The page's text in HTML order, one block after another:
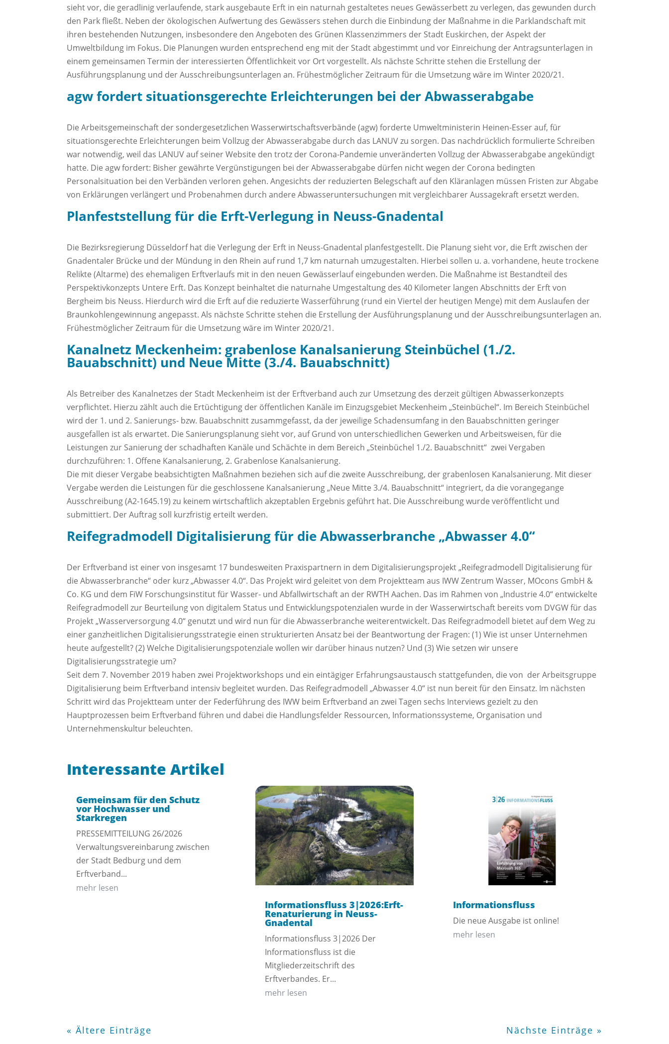
sieht vor, die geradlinig verlaufende, stark ausgebaute Erft in ein naturnah gestaltetes neues Gewässerbett zu verlegen, das gewunden durch
den Park fließt. Neben der ökologischen Aufwertung des Gewässers stehen durch die Einbindung der Maßnahme in die Parklandschaft mit
ihren bestehenden Nutzungen, insbesondere den Angeboten des Grünen Klassenzimmers der Stadt Euskirchen, der Aspekt der
Umweltbildung im Fokus. Die Planungen wurden entsprechend eng mit der Stadt abgestimmt und vor Einreichung der Antragsunterlagen in
einem gemeinsamen Termin der interessierten Öffentlichkeit vor Ort vorgestellt. Als nächste Schritte stehen die Erstellung der
Ausführungsplanung und der Ausschreibungsunterlagen an. Frühestmöglicher Zeitraum für die Umsetzung wäre im Winter 2020/21.
agw fordert situationsgerechte Erleichterungen bei der Abwasserabgabe
Die Arbeitsgemeinschaft der sondergesetzlichen Wasserwirtschaftsverbände (agw) forderte Umweltministerin Heinen-Esser auf, für
situationsgerechte Erleichterungen beim Vollzug der Abwasserabgabe durch das LANUV zu sorgen. Das nachdrücklich formulierte Schreiben
war notwendig, weil das LANUV auf seiner Website den trotz der Corona-Pandemie unveränderten Vollzug der Abwasserabgabe angekündigt
hatte. Die agw fordert: Bisher gewährte Vergünstigungen bei der Abwasserabgabe dürfen nicht wegen der Corona bedingten
Personalsituation bei den Verbänden verloren gehen. Angesichts der reduzierten Belegschaft auf den Kläranlagen müssen Fristen zur Abgabe
von Erklärungen verlängert und Probenahmen durch andere Abwasseruntersuchungen mit vergleichbarer Aussagekraft ersetzt werden.
Planfeststellung für die Erft-Verlegung in Neuss-Gnadental
Die Bezirksregierung Düsseldorf hat die Verlegung der Erft in Neuss-Gnadental planfestgestellt. Die Planung sieht vor, die Erft zwischen der
Gnadentaler Brücke und der Mündung in den Rhein auf rund 1,7 km naturnah umzugestalten. Hierbei sollen u. a. vorhandene, heute trockene
Relikte (Altarme) des ehemaligen Erftverlaufs mit in den neuen Gewässerlauf eingebunden werden. Die Maßnahme ist Bestandteil des
Perspektivkonzepts Untere Erft. Das Konzept beinhaltet die naturnahe Umgestaltung des 40 Kilometer langen Abschnitts der Erft von
Bergheim bis Neuss. Hierdurch wird die Erft auf die reduzierte Wasserführung (rund ein Viertel der heutigen Menge) mit dem Auslaufen der
Braunkohlengewinnung angepasst. Als nächste Schritte stehen die Erstellung der Ausführungsplanung und der Ausschreibungsunterlagen an.
Frühestmöglicher Zeitraum für die Umsetzung wäre im Winter 2020/21.
Kanalnetz Meckenheim: grabenlose Kanalsanierung Steinbüchel (1./2.
Bauabschnitt) und Neue Mitte (3./4. Bauabschnitt)
Als Betreiber des Kanalnetzes der Stadt Meckenheim ist der Erftverband auch zur Umsetzung des derzeit gültigen Abwasserkonzepts
verpflichtet. Hierzu zählt auch die Ertüchtigung der öffentlichen Kanäle im Einzugsgebiet Meckenheim „Steinbüchel“. Im Bereich Steinbüchel
wird der 1. und 2. Sanierungs- bzw. Bauabschnitt zusammgefasst, da der jeweilige Schadensumfang in den Bauabschnitten geringer
ausgefallen ist als erwartet. Die Sanierungsplanung sieht vor, auf Grund von unterschiedlichen Gewerken und Arbeitsweisen, für die
Leistungen zur Sanierung der schadhaften Kanäle und Schächte in dem Bereich „Steinbüchel 1./2. Bauabschnitt“ zwei Vergaben
durchzuführen: 1. Offene Kanalsanierung, 2. Grabenlose Kanalsanierung.
Die mit dieser Vergabe beabsichtigten Maßnahmen beziehen sich auf die zweite Ausschreibung, der grabenlosen Kanalsanierung. Mit dieser
Vergabe werden die Leistungen für die geschlossene Kanalsanierung „Neue Mitte 3./4. Bauabschnitt“ integriert, da die vorangegange
Ausschreibung (A2-1645.19) zu keinem wirtschaftlich akzeptablen Ergebnis geführt hat. Die Ausschreibung wurde veröffentlicht und
submittiert. Der Auftrag soll kurzfristig erteilt werden.
Reifegradmodell Digitalisierung für die Abwasserbranche „Abwasser 4.0“
Der Erftverband ist einer von insgesamt 17 bundesweiten Praxispartnern in dem Digitalisierungsprojekt „Reifegradmodell Digitalisierung für
die Abwasserbranche“ oder kurz „Abwasser 4.0“. Das Projekt wird geleitet von dem Projektteam aus IWW Zentrum Wasser, MOcons GmbH &
Co. KG und dem FiW Forschungsinstitut für Wasser- und Abfallwirtschaft an der RWTH Aachen. Das im Rahmen von „Industrie 4.0“ entwickelte
Reifegradmodell zur Beurteilung von digitalem Status und Entwicklungspotenzialen wurde in der Wasserwirtschaft bereits vom DVGW für das
Projekt „Wasserversorgung 4.0“ genutzt und wird nun für die Abwasserbranche weiterentwickelt. Das Reifegradmodell bietet auf dem Weg zu
einer ganzheitlichen Digitalisierungsstrategie einen strukturierten Ansatz bei der Beantwortung der Fragen: (1) Wie ist unser Unternehmen
heute aufgestellt? (2) Welche Digitalisierungspotenziale wollen wir darüber hinaus nutzen? Und (3) Wie setzen wir unsere
Digitalisierungsstrategie um?
Seit dem 7. November 2019 haben zwei Projektworkshops und ein eintägiger Erfahrungsaustausch stattgefunden, die von der Arbeitsgruppe
Digitalisierung beim Erftverband intensiv begleitet wurden. Das Reifegradmodell „Abwasser 4.0“ ist nun bereit für den Einsatz. Im nächsten
Schritt wird das Projektteam unter der Federführung des IWW beim Erftverband an zwei Tagen sechs Interviews gezielt zu den
Hauptprozessen beim Erftverband führen und dabei die Handlungsfelder Ressourcen, Informationssysteme, Organisation und
Unternehmenskultur beleuchten.
Interessante Artikel
Gemeinsam für den Schutz
vor Hochwasser und
Starkregen
PRESSEMITTEILUNG 26/2026
Verwaltungsvereinbarung zwischen
der Stadt Bedburg und dem
Erftverband...
mehr lesen
Informationsfluss 3|2026:Erft-
Renaturierung in Neuss-
Gnadental
Informationsfluss 3|2026 Der
Informationsfluss ist die
Mitgliederzeitschrift des
Erftverbandes. Er...
mehr lesen
Informationsfluss
Die neue Ausgabe ist online!
mehr lesen
« Ältere Einträge Nächste Einträge »